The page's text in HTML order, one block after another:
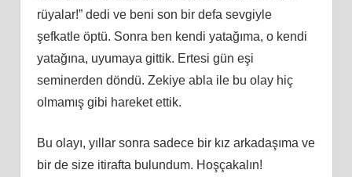
rüyalar!” dedi ve beni son bir defa sevgiyle
şefkatle öptü. Sonra ben kendi yatağıma, o kendi
yatağına, uyumaya gittik. Ertesi gün eşi
seminerden döndü. Zekiye abla ile bu olay hiç
olmamış gibi hareket ettik.
Bu olayı, yıllar sonra sadece bir kız arkadaşıma ve
bir de size itirafta bulundum. Hoşçakalın!